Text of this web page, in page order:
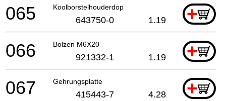
Koolborstelhouderdop +
065 643750-0 1.19
Bolzen M6X20 +
066 921332-1 1.19
Gehrungsplatte +
067 415443-7 4.28